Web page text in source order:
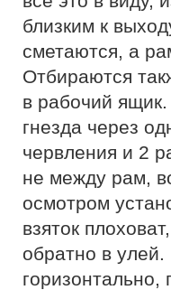
близким к
сметаются, а
Отбираются
в рабочий
гнезда через
червления и 2
не между рам,
осмотром
взяток
обратно в улей.
горизонтально,